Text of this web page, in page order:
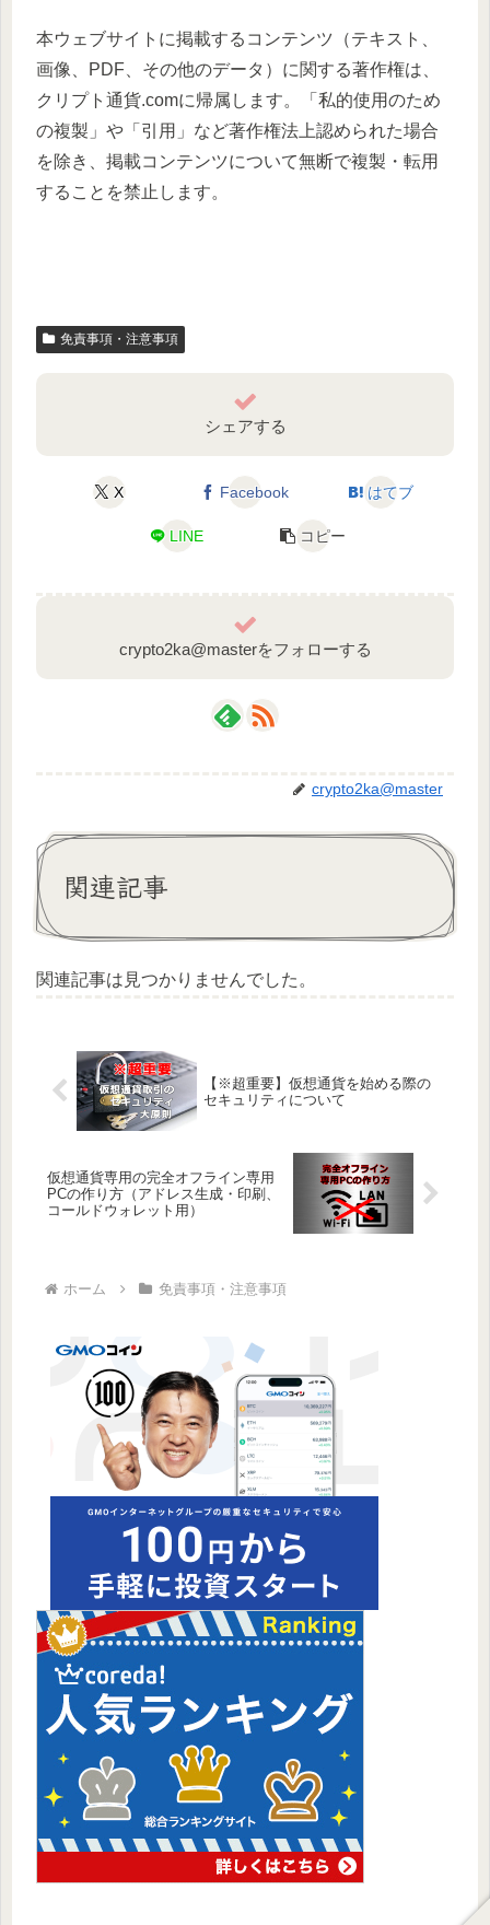
本ウェブサイトに掲載するコンテンツ（テキスト、
画像、PDF、その他のデータ）に関する著作権は、
クリプト通貨.comに帰属します。「私的使用のため
の複製」や「引用」など著作権法上認められた場合
を除き、掲載コンテンツについて無断で複製・転用
することを禁止します。
免責事項・注意事項
シェアする
X Facebook はてブ
LINE コピー
crypto2ka@masterをフォローする
crypto2ka@master
関連記事
関連記事は見つかりませんでした。
【※超重要】仮想通貨を始める際の
セキュリティについて
仮想通貨専用の完全オフライン専用
PCの作り方（アドレス生成・印刷、
コールドウォレット用）
ホーム 免責事項・注意事項